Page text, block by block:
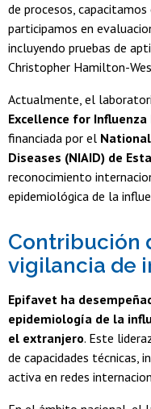
de procesos,
participamos en
incluyendo pruebas de
Christopher Hamilton-
Actualmente, el
Excellence for Influenza
financiada por el
Diseases (NIAID) de
reconocimiento
epidemiológica de la
Contribución
vigilancia de
Epifavet ha
epidemiología de la
el extranjero. Este
de capacidades técnicas,
activa en redes